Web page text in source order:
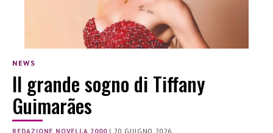
NEWS
Il grande sogno di Tiffany
Guimarães